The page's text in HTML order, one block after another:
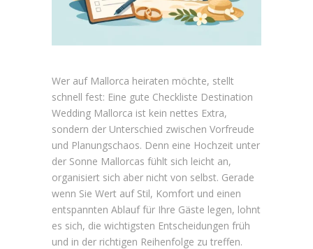
Wer auf Mallorca heiraten möchte, stellt
schnell fest: Eine gute Checkliste Destination
Wedding Mallorca ist kein nettes Extra,
sondern der Unterschied zwischen Vorfreude
und Planungschaos. Denn eine Hochzeit unter
der Sonne Mallorcas fühlt sich leicht an,
organisiert sich aber nicht von selbst. Gerade
wenn Sie Wert auf Stil, Komfort und einen
entspannten Ablauf für Ihre Gäste legen, lohnt
es sich, die wichtigsten Entscheidungen früh
und in der richtigen Reihenfolge zu treffen.